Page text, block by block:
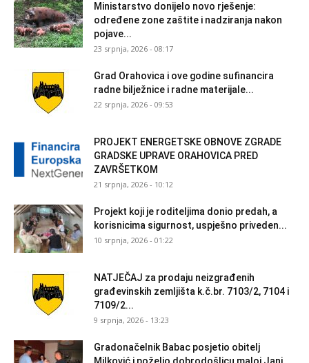
Ministarstvo donijelo novo rješenje:
određene zone zaštite i nadziranja nakon
pojave...
23 srpnja, 2026 - 08:17
Grad Orahovica i ove godine sufinancira
radne bilježnice i radne materijale...
22 srpnja, 2026 - 09:53
PROJEKT ENERGETSKE OBNOVE ZGRADE
GRADSKE UPRAVE ORAHOVICA PRED
ZAVRŠETKOM
21 srpnja, 2026 - 10:12
Projekt koji je roditeljima donio predah, a
korisnicima sigurnost, uspješno priveden...
10 srpnja, 2026 - 01:22
NATJEČAJ za prodaju neizgrađenih
građevinskih zemljišta k.č.br. 7103/2, 7104 i
7109/2...
9 srpnja, 2026 - 13:23
Gradonačelnik Babac posjetio obitelj